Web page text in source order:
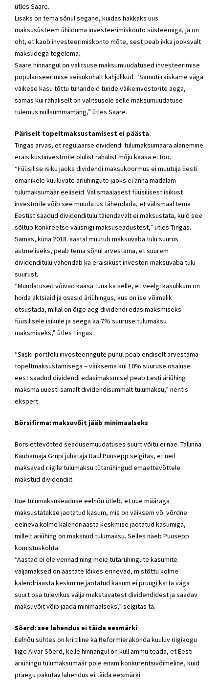
ütles Saare.
Lisaks on tema sõnul segane, kuidas hakkaks uus
maksusüsteem ühilduma investeerimiskonto süsteemiga, ja on
oht, et kaob investeerimiskonto mõte, sest peab ikka jooksvalt
maksudega tegelema.
Saare hinnangul on valitsuse maksumuudatused investeerimise
populariseerimise seisukohalt kahjulikud. “Samuti raiskame väga
väikese kasu tõttu tuhandeid tunde väikeinvestorite aega,
samas kui rahaliselt on valitsusele selle maksumuudatuse
tulemus nullsummamäng,” ütles Saare.
Päriselt topeltmaksustamisest ei päästa
Tingas arvas, et regulaarse dividendi tulumaksumäära alanemine
eraisikustinvestorile olulist rahalist mõju kaasa ei too.
“Füüsilise isiku jaoks dividendi maksukoormus ei muutuja Eesti
omanikele kuuluvate äriühingute jaoks ei anna madalam
tulumaksumäär eeliseid. Välismaalasest füüsilisest isikust
investorile võib see muudatus tähendada, et välismaal tema
Eestist saadud dividenditulu täiendavalt ei maksustata, kuid see
sõltub konkreetse välisriigi maksuseadustest,” ütles Tingas.
Samas, kuna 2018. aastal muutub maksuvaba tulu suurus
astmeliseks, peab tema sõnul arvestama, et suurem
dividenditulu vähendab ka eraisikust investori maksuvaba tulu
suurust.
“Muudatused võivad kaasa tuua ka selle, et veelgi kasulikum on
hoida aktsiaid ja osasid äriühingus, kus on ise võimalik
otsustada, millal on õige aeg dividendi edasimaksmiseks
füüsilisele isikule ja seega ka 7% suuruse tulumaksu
maksmiseks,” ütles Tingas.
“Siiski-portfelli investeeringute puhul peab endiselt arvestama
topeltmaksustamisega – väiksema kui 10% suuruse osaluse
eest saadud dividendi edasimaksmisel peab Eesti äriühing
maksma uuesti samalt dividendisummalt tulumaksu,” nentis
ekspert.
Börsifirma: maksuvõit jääb minimaalseks
Börsiettevõtted seadusemuudatuses suurt võitu ei näe. Tallinna
Kaubamaja Grupi juhataja Raul Puusepp selgitas, et neil
maksavad riigile tulumaksu tütarühingud emaettevõttele
makstud dividendilt.
Uue tulumaksuseaduse eelnõu ütleb, et uue määraga
maksustatakse jaotatud kasum, mis on väiksem või võrdne
eelneva kolme kalendriaasta keskmise jaotatud kasumiga,
millelt äriühing on maksnud tulumaksu. Selles näeb Puusepp
komistuskohta.
“Aastad ei ole vennad ning meie tütarühingute kasumite
väljamaksed on aastate lõikes erinevad, mistõttu kolme
kalendriaasta keskmine jaotatud kasum ei pruugi katta väga
suurt osa tulevikus välja makstavatest dividendidest ja saadav
maksuvõit võib jääda minimaalseks,” selgitas ta.
Sõerd: see lahendus ei täida eesmärki
Eelnõu suhtes on kriitiline ka Reformierakonda kuuluv riigikogu
liige Aivar Sõerd, kelle hinnangul on küll ammu teada, et Eesti
äriühingu tulumaksumäär pole enam konkurentsivõimeline, kuid
praegu pakutav lahendus ei täida eesmärki.